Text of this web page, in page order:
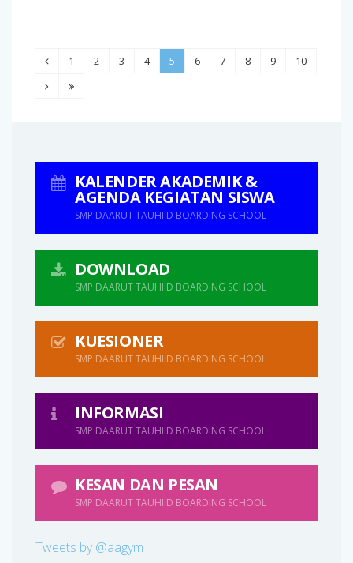
1 2 3 4 5 6 7 8 9 10
KALENDER AKADEMIK &
AGENDA KEGIATAN SISWA
SMP DAARUT TAUHIID BOARDING SCHOOL
DOWNLOAD
SMP DAARUT TAUHIID BOARDING SCHOOL
KUESIONER
SMP DAARUT TAUHIID BOARDING SCHOOL
INFORMASI
SMP DAARUT TAUHIID BOARDING SCHOOL
KESAN DAN PESAN
SMP DAARUT TAUHIID BOARDING SCHOOL
Tweets by @aagym